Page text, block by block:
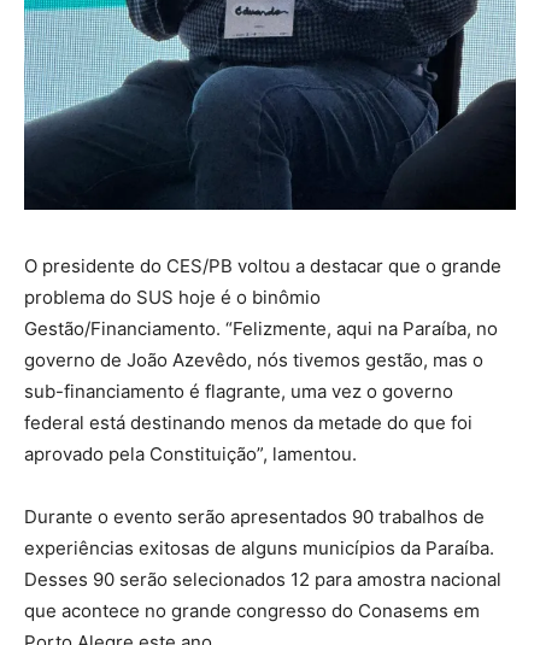
O presidente do CES/PB voltou a destacar que o grande
problema do SUS hoje é o binômio
Gestão/Financiamento. “Felizmente, aqui na Paraíba, no
governo de João Azevêdo, nós tivemos gestão, mas o
sub-financiamento é flagrante, uma vez o governo
federal está destinando menos da metade do que foi
aprovado pela Constituição”, lamentou.
Durante o evento serão apresentados 90 trabalhos de
experiências exitosas de alguns municípios da Paraíba.
Desses 90 serão selecionados 12 para amostra nacional
que acontece no grande congresso do Conasems em